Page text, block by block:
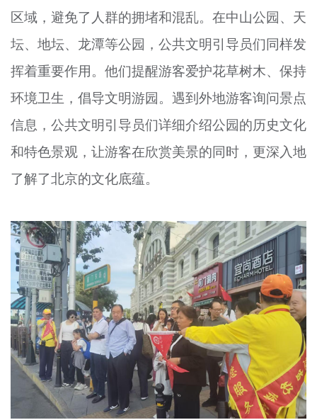
区域，避免了人群的拥堵和混乱。在中山公园、天
坛、地坛、龙潭等公园，公共文明引导员们同样发
挥着重要作用。他们提醒游客爱护花草树木、保持
环境卫生，倡导文明游园。遇到外地游客询问景点
信息，公共文明引导员们详细介绍公园的历史文化
和特色景观，让游客在欣赏美景的同时，更深入地
了解了北京的文化底蕴。